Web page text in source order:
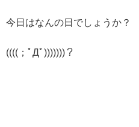
今日はなんの日でしょうか？
((((；ﾟДﾟ)))))))？